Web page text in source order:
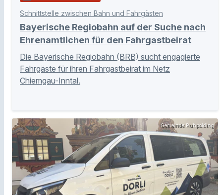
Schnittstelle zwischen Bahn und Fahrgästen
Bayerische Regiobahn auf der Suche nach
Ehrenamtlichen für den Fahrgastbeirat
Die Bayerische Regiobahn (BRB) sucht engagierte
Fahrgäste für ihren Fahrgastbeirat im Netz
Chiemgau-Inntal.
Gemeinde Ruhpolding